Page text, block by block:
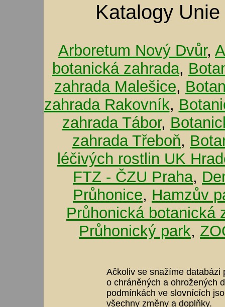
Katalogy
Arboretum Nový Dvůr,
botanická zahrada,
zahrada Malešice,
zahrada Rakovník,
zahrada Tábor,
zahrada Třeboň,
léčivých rostlin UK
FTZ - ČZU Praha,
Průhonice, Hamzův
Průhonická botanická
Průhonický park,
Ačkoliv se snažíme databázi
o chráněných a ohrožených
podmínkách ve slovnících
všechny změny a doplňky.